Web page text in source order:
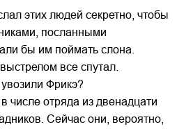
этих людей секретно, чтобы
посланными
бы им поймать слона.
все спутал.
Фрикэ?
числе отряда из двенадцати
Сейчас они, вероятно,